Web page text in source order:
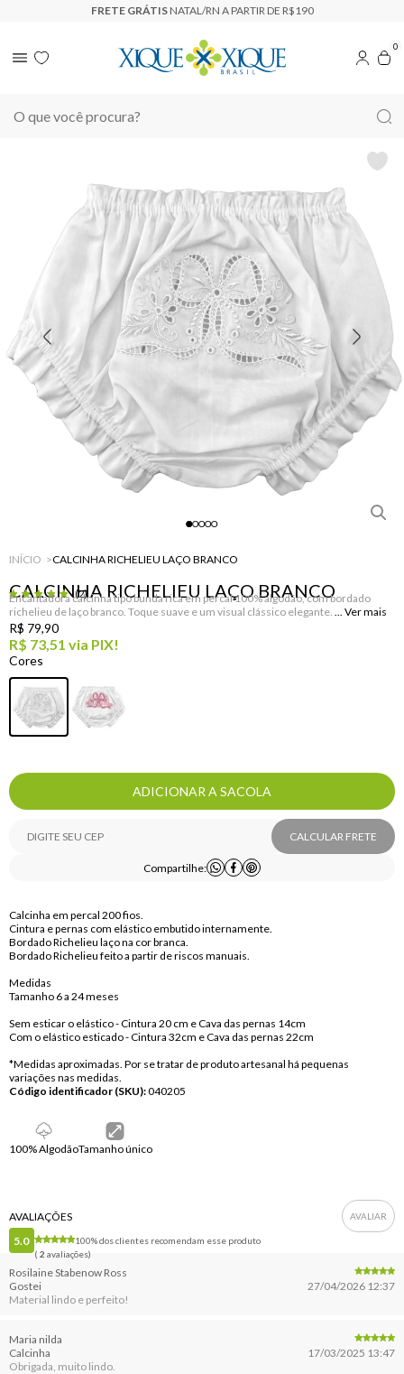
FRETE GRÁTIS NATAL/RN A PARTIR DE R$190
0
INÍCIO CALCINHA RICHELIEU LAÇO BRANCO
CALCINHA RICHELIEU LAÇO BRANCO
(2)
Encantadora calcinha tipo bunda rica em percal 100% algodão, com bordado
richelieu de laço branco. Toque suave e um visual clássico elegante.
R$ 73,51 via PIX!
R$ 79,90
ADICIONAR A SACOLA
CALCULAR FRETE
Compartilhe:
Código identificador (SKU):040205
Calcinha em percal 200 fios.
Cintura e pernas com elástico embutido internamente.
Bordado Richelieu laço na cor branca.
Bordado Richelieu feito a partir de riscos manuais.
Medidas
Tamanho 6 a 24 meses
Sem esticar o elástico - Cintura 20 cm e Cava das pernas 14cm
Com o elástico esticado - Cintura 32cm e Cava das pernas 22cm
*Medidas aproximadas. Por se tratar de produto artesanal há pequenas
variações nas medidas.
100% AlgodãoTamanho único
AVALIAÇÕES
5.0
( 2 avaliações)
100% dos clientes recomendam esse produto
Rosilaine Stabenow Ross
27/04/2026 12:37
Gostei
Material lindo e perfeito!
Maria nilda
17/03/2025 13:47
Calcinha
Obrigada, muito lindo.